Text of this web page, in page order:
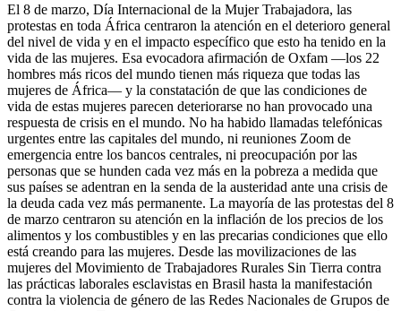
El 8 de marzo, Día Internacional de la Mujer Trabajadora, las
protestas en toda África centraron la atención en el deterioro general
del nivel de vida y en el impacto específico que esto ha tenido en la
vida de las mujeres. Esa evocadora afirmación de Oxfam —los 22
hombres más ricos del mundo tienen más riqueza que todas las
mujeres de África— y la constatación de que las condiciones de
vida de estas mujeres parecen deteriorarse no han provocado una
respuesta de crisis en el mundo. No ha habido llamadas telefónicas
urgentes entre las capitales del mundo, ni reuniones Zoom de
emergencia entre los bancos centrales, ni preocupación por las
personas que se hunden cada vez más en la pobreza a medida que
sus países se adentran en la senda de la austeridad ante una crisis de
la deuda cada vez más permanente. La mayoría de las protestas del 8
de marzo centraron su atención en la inflación de los precios de los
alimentos y los combustibles y en las precarias condiciones que ello
está creando para las mujeres. Desde las movilizaciones de las
mujeres del Movimiento de Trabajadores Rurales Sin Tierra contra
las prácticas laborales esclavistas en Brasil hasta la manifestación
contra la violencia de género de las Redes Nacionales de Grupos de